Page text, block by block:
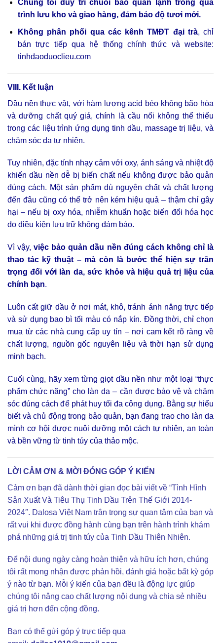
Chúng tôi duy trì chuỗi bảo quản lạnh trong quá
trình lưu kho và giao hàng, đảm bảo độ tươi mới.
Không phân phối qua các kênh TMĐT đại trà, chỉ
bán trực tiếp qua hệ thống chính thức và website:
tinhdaoduoclieu.com
VIII. Kết luận
Dầu nền thực vật, với hàm lượng acid béo không bão hòa
và dưỡng chất quý giá, chính là cầu nối không thể thiếu
trong các liệu trình ứng dụng tinh dầu, massage trị liệu, và
chăm sóc da tự nhiên.
Tuy nhiên, đặc tính nhạy cảm với oxy, ánh sáng và nhiệt độ
khiến dầu nền dễ bị biến chất nếu không được bảo quản
đúng cách. Một sản phẩm dù nguyên chất và chất lượng
đến đâu cũng có thể trở nên kém hiệu quả – thậm chí gây
hại – nếu bị oxy hóa, nhiễm khuẩn hoặc biến đổi hóa học
do điều kiện lưu trữ không đảm bảo.
Vì vậy,việc bảo quản dầu nền đúng cách không chỉ là
thao tác kỹ thuật – mà còn là bước thể hiện sự trân
trọng đối với làn da, sức khỏe và hiệu quả trị liệu của
chính bạn.
Luôn cất giữ dầu ở nơi mát, khô, tránh ánh nắng trực tiếp
và sử dụng bao bì tối màu có nắp kín. Đồng thời, chỉ chọn
mua từ các nhà cung cấp uy tín – nơi cam kết rõ ràng về
chất lượng, nguồn gốc nguyên liệu và thời hạn sử dụng
minh bạch.
Cuối cùng, hãy xem từng giọt dầu nền như một loại “thực
phẩm chức năng” cho làn da – cần được bảo vệ và chăm
sóc đúng cách để phát huy tối đa công dụng. Bằng sự hiểu
biết và chủ động trong bảo quản, bạn đang trao cho làn da
mình cơ hội được nuôi dưỡng một cách tự nhiên, an toàn
và bền vững từ tinh túy của thảo mộc.
LỜI CẢM ƠN & MỜI ĐÓNG GÓP Ý KIẾN
Cảm ơn bạn đã dành thời gian đọc bài viết về “Tình Hình
Sản Xuất Và Tiêu Thụ Tinh Dầu Trên Thế Giới 2014-
2024″. Dalosa Việt Nam trân trọng sự quan tâm của bạn và
rất vui khi được đồng hành cùng bạn trên hành trình khám
phá những giá trị tinh túy của Tinh Dầu Thiên Nhiên.
Để nội dung ngày càng hoàn thiện và hữu ích hơn, chúng
tôi rất mong nhận được phản hồi, đánh giá hoặc bất kỳ góp
ý nào từ bạn. Mỗi ý kiến của bạn đều là động lực giúp
chúng tôi nâng cao chất lượng nội dung và chia sẻ nhiều
giá trị hơn đến cộng đồng.
Bạn có thể gửi góp ý trực tiếp qua